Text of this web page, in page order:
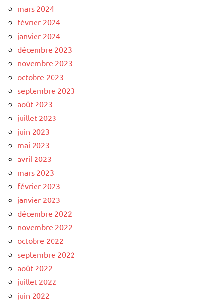
mars 2024
février 2024
janvier 2024
décembre 2023
novembre 2023
octobre 2023
septembre 2023
août 2023
juillet 2023
juin 2023
mai 2023
avril 2023
mars 2023
février 2023
janvier 2023
décembre 2022
novembre 2022
octobre 2022
septembre 2022
août 2022
juillet 2022
juin 2022